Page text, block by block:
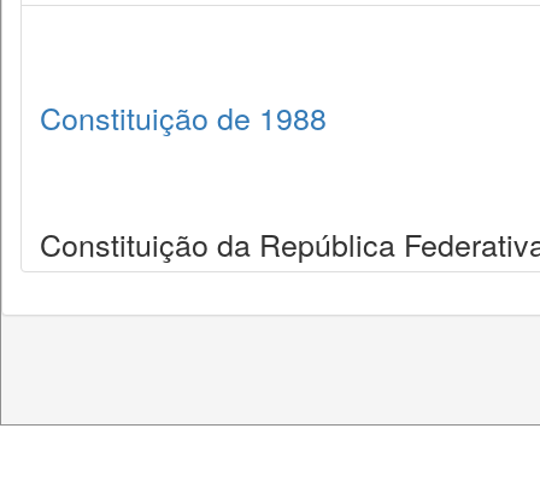
Constituição de 1988
Constituição da República